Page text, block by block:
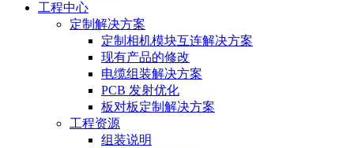
工程中心
定制解决方案
定制相机模块互连解决方案
现有产品的修改
电缆组装解决方案
PCB 发射优化
板对板定制解决方案
工程资源
组装说明